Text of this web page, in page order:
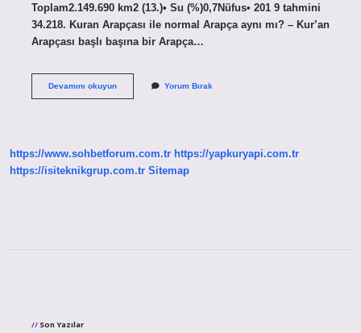
Toplam2.149.690 km2 (13.)• Su (%)0,7Nüfus• 201 9 tahmini
34.218. Kuran Arapçası ile normal Arapça aynı mı? – Kur’an
Arapçası başlı başına bir Arapça…
Devamını okuyunSuudi
Yorum Bırak
https://www.sohbetforum.com.tr https://yapkuryapi.com.tr
https://isiteknikgrup.com.tr Sitemap
Son Yazılar